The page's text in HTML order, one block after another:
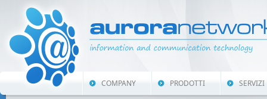
COMPANY PRODOTTI SERVIZI